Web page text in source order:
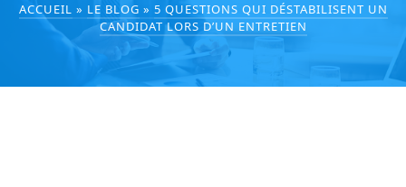
ACCUEIL » LE BLOG » 5 QUESTIONS QUI DÉSTABILISENT UN
CANDIDAT LORS D’UN ENTRETIEN